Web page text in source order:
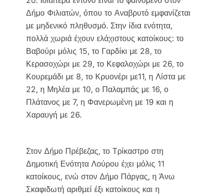
Δήμο Φιλιατών, όπου το Αναβρυτό εμφανίζεται
με μηδενικό πληθυσμό. Στην ίδια ενότητα,
πολλά χωριά έχουν ελάχιστους κατοίκους: το
Βαβούρι μόλις 15, το Γαρδίκι με 28, το
Κερασοχώρι με 29, το Κεφαλοχώρι με 26, το
Κουρεμάδι με 8, το Κρυονέρι με11, η Λίστα με
22, η Μηλέα με 10, ο Παλαμπάς με 16, ο
Πλάτανος με 7, η Φανερωμένη με 19 και η
Χαραυγή με 26.
Στον Δήμο Πρέβεζας, το Τρίκαστρο στη
Δημοτική Ενότητα Λούρου έχει μόλις 11
κατοίκους, ενώ στον Δήμο Πάργας, η Άνω
Σκαφιδωτή αριθμεί έξι κατοίκους και η